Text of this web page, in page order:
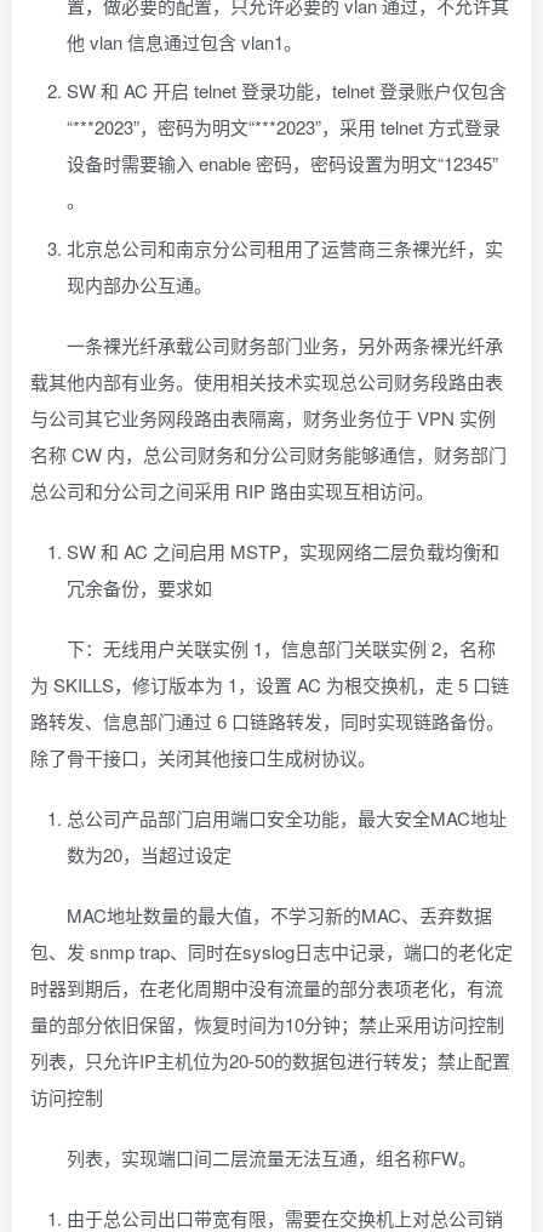
他 vlan 信息通过包含 vlan1。
SW 和 AC 开启 telnet 登录功能，telnet 登录账户仅包含
“***2023”，密码为明文“***2023”，采用 telnet 方式登录
设备时需要输入 enable 密码，密码设置为明文“12345”
。
北京总公司和南京分公司租用了运营商三条裸光纤，实
现内部办公互通。
一条裸光纤承载公司财务部门业务，另外两条裸光纤承
载其他内部有业务。使用相关技术实现总公司财务段路由表
与公司其它业务网段路由表隔离，财务业务位于 VPN 实例
名称 CW 内，总公司财务和分公司财务能够通信，财务部门
总公司和分公司之间采用 RIP 路由实现互相访问。
SW 和 AC 之间启用 MSTP，实现网络二层负载均衡和
冗余备份，要求如
下：无线用户关联实例 1，信息部门关联实例 2，名称
为 SKILLS，修订版本为 1，设置 AC 为根交换机，走 5 口链
路转发、信息部门通过 6 口链路转发，同时实现链路备份。
除了骨干接口，关闭其他接口生成树协议。
总公司产品部门启用端口安全功能，最大安全MAC地址
数为20，当超过设定
MAC地址数量的最大值，不学习新的MAC、丢弃数据
包、发 snmp trap、同时在syslog日志中记录，端口的老化定
时器到期后，在老化周期中没有流量的部分表项老化，有流
量的部分依旧保留，恢复时间为10分钟；禁止采用访问控制
列表，只允许IP主机位为20-50的数据包进行转发；禁止配置
访问控制
列表，实现端口间二层流量无法互通，组名称FW。
由于总公司出口带宽有限，需要在交换机上对总公司销